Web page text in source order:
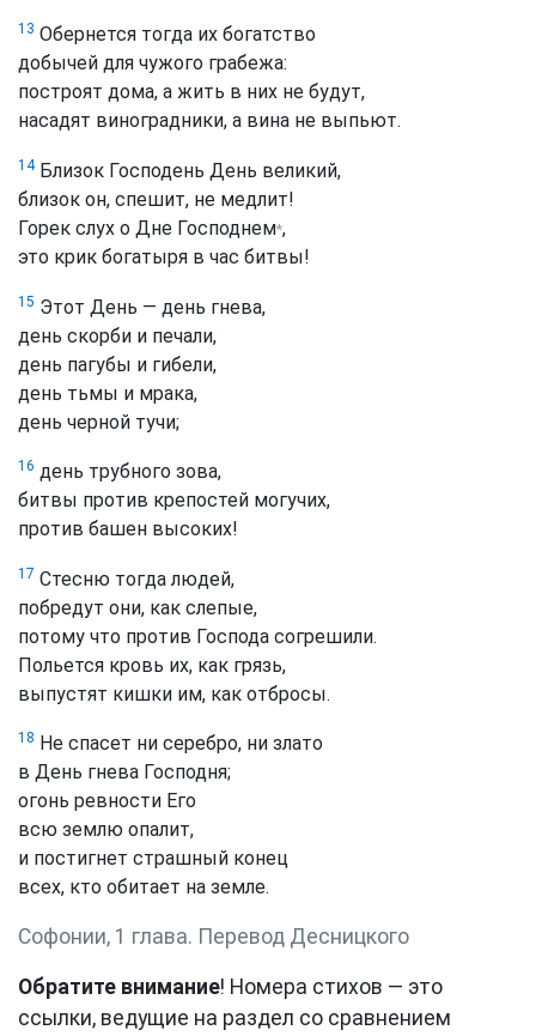
13 Обернется тогда их богатство
добычей для чужого грабежа:
построят дома, а жить в них не будут,
насадят виноградники, а вина не выпьют.
14Близок Господень День великий,
близок он, спешит, не медлит!
Горек слух о Дне Господнем*,
это крик богатыря в час битвы!
15 Этот День — день гнева,
день скорби и печали,
день пагубы и гибели,
день тьмы и мрака,
день черной тучи;
16 день трубного зова,
битвы против крепостей могучих,
против башен высоких!
17 Стесню тогда людей,
побредут они, как слепые,
потому что против Господа согрешили.
Польется кровь их, как грязь,
выпустят кишки им, как отбросы.
18 Не спасет ни серебро, ни злато
в День гнева Господня;
огонь ревности Его
всю землю опалит,
и постигнет страшный конец
всех, кто обитает на земле.
Софонии, 1 глава. Перевод Десницкого
Обратите внимание! Номера стихов — это
ссылки, ведущие на раздел со сравнением